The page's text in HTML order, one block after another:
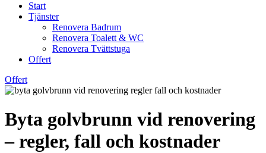
Start
Tjänster
Renovera Badrum
Renovera Toalett & WC
Renovera Tvättstuga
Offert
Offert
Byta golvbrunn vid renovering
– regler, fall och kostnader